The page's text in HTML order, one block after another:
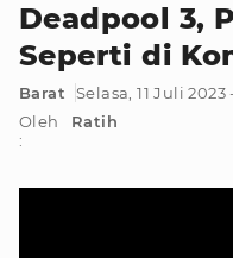
Deadpool 3,
Seperti di
Barat
Selasa, 11 Juli
Oleh
:
Ratih